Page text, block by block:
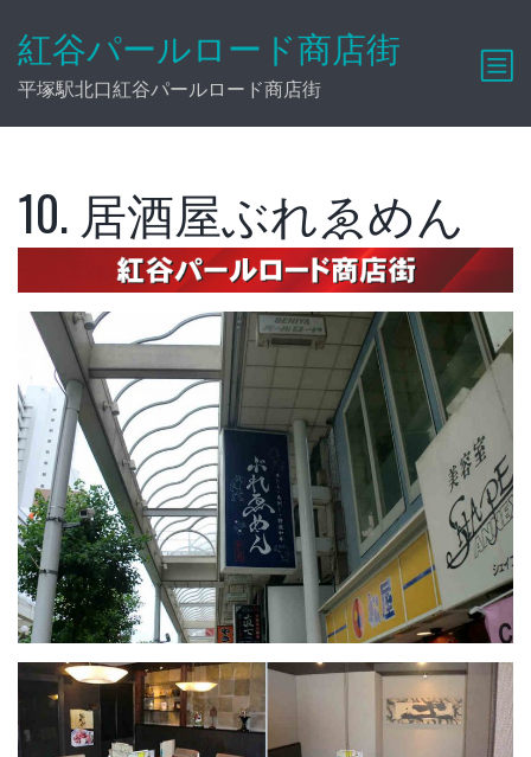
紅谷パールロード商店街
平塚駅北口紅谷パールロード商店街
10. 居酒屋ぶれゑめん